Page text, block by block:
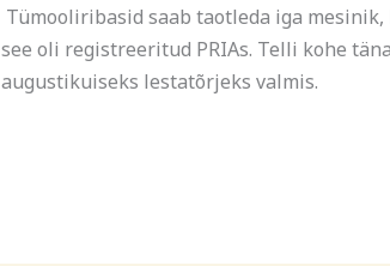
Tümooliribasid saab taotleda iga
see oli registreeritud PRIAs. Telli kohe täna
augustikuiseks lestatõrjeks valmis.